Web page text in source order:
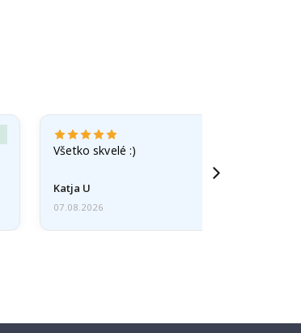
Všetko skvelé :)
Katja U
07.08.2026